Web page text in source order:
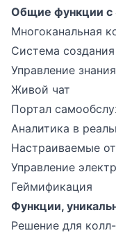
Общие функции с
Многоканальная
Система
Управление
Живой чат
Портал
Аналитика в
Настраиваемые
Управление
Геймификация
Функции,
Решение для